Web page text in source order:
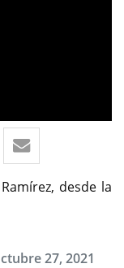
desde la
27, 2021